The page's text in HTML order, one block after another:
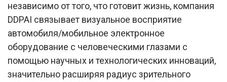
независимо от того, что готовит жизнь, компания
DDPAI связывает визуальное восприятие
автомобиля/мобильное электронное
оборудование с человеческими глазами с
помощью научных и технологических инноваций,
значительно расширяя радиус зрительного